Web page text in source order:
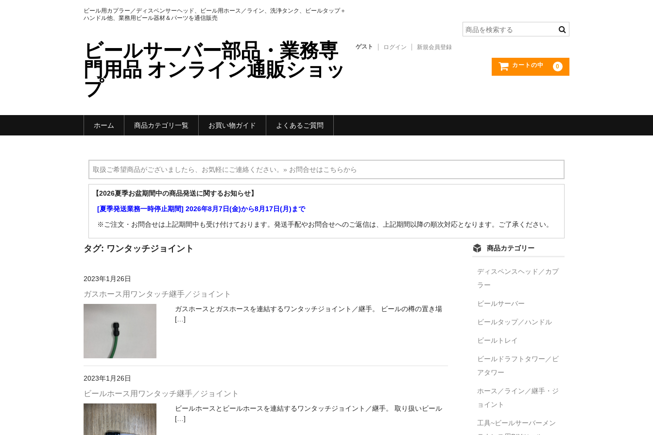
ビール用カプラー／ディスペンサーヘッド、ビール用ホース／ライン、洗浄タンク、ビールタップ＋
ハンドル他、業務用ビール器材＆パーツを通信販売
ビールサーバー部品・業務専
門用品 オンライン通販ショッ
プ
ゲスト ログイン 新規会員登録
カートの中 0
ホーム 商品カテゴリ一覧 お買い物ガイド よくあるご質問
取扱ご希望商品がございましたら、お気軽にご連絡ください。» お問合せはこちらから
【2026夏季お盆期間中の商品発送に関するお知らせ】
[夏季発送業務一時停止期間] 2026年8月7日(金)から8月17日(月)まで
※ご注文・お問合せは上記期間中も受け付けております。発送手配やお問合せへのご返信は、上記期間以降の順次対応となります。ご了承ください。
タグ: ワンタッチジョイント
2023年1月26日
ガスホース用ワンタッチ継手／ジョイント
ガスホースとガスホースを連結するワンタッチジョイント／継手。 ビールの樽の置き場
[…]
2023年1月26日
ビールホース用ワンタッチ継手／ジョイント
ビールホースとビールホースを連結するワンタッチジョイント／継手。 取り扱いビール
[…]
商品カテゴリー
ディスペンスヘッド／カプ
ラー
ビールサーバー
ビールタップ／ハンドル
ビールトレイ
ビールドラフトタワー／ビ
アタワー
ホース／ライン／継手・ジ
ョイント
工具~ビールサーバーメン